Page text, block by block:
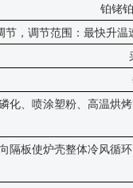
铂铑铂
节，调节范围：最快升温
化、喷涂塑粉、高温烘
隔板使炉壳整体冷风循